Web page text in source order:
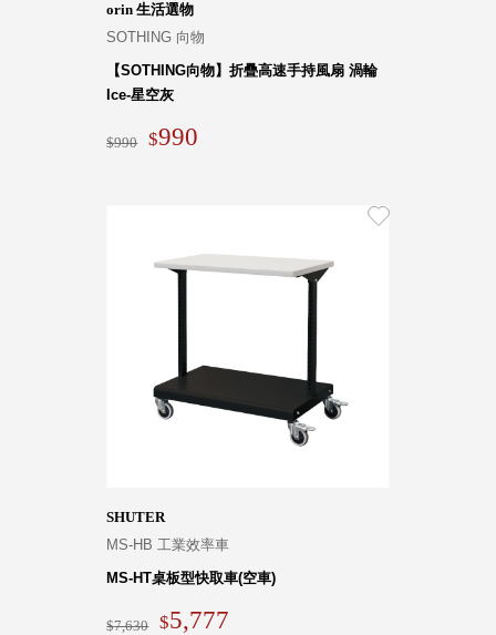
美膚傘
ROKA
Storage 世界
丹麥
Roommate
美國 Mordeco
台灣 日需百備
Dayneeds
台灣 Aholic
orin 生活選物
SOTHING 向物
【SOTHING向物】折疊高速手持風扇 渦輪
Ice-星空灰
990 990
SHUTER
MS-HB 工業效率車
MS-HT桌板型快取車(空車)
7,630 5,777